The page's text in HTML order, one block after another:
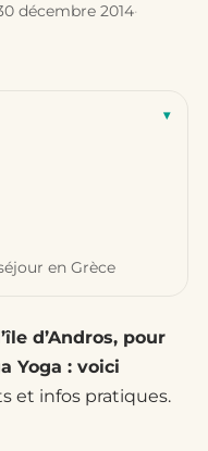
décembre 2014·
▾
en Grèce
d’Andros, pour
Yoga : voici
et infos pratiques.